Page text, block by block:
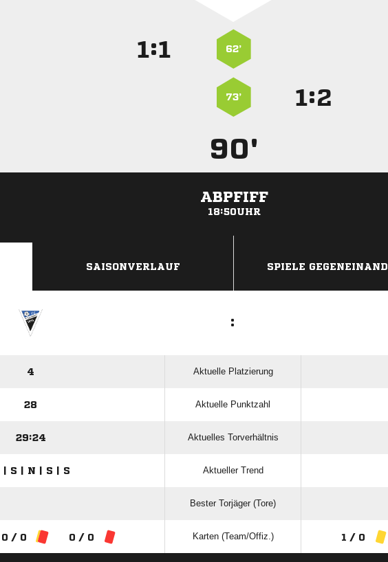
: 62’
73’ :
90'
ABPFIFF
18:50UHR
SAISONVERLAUF SPIELE
:
4 Aktuelle Platzierung
28 Aktuelle Punktzahl
29:24 Aktuelles Torverhältnis
| S | N | S | S Aktueller Trend
Bester Torjäger (Tore)
0 / 0 0 / 0 Karten (Team/Offiz.) 1 / 0